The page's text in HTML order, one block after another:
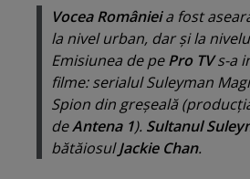
Vocea Românieia fost
la nivel urban, dar şi la
Emisiunea de pePro TVs-a
filme: serialulSuleyman
Spion din greşeală
deAntena 1). Sultanul
bătăiosulJackie Chan.